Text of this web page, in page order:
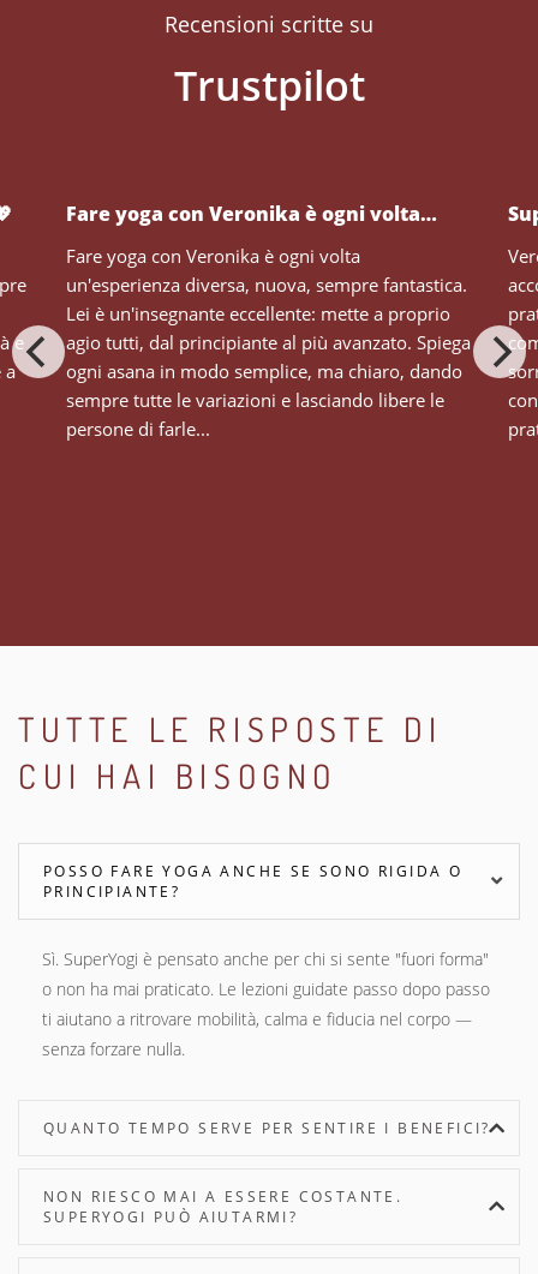
Recensioni scritte su
Fare yoga con Veronika è ogni volta…
Fare yoga con Veronika è ogni volta
un'esperienza diversa, nuova, sempre fantastica.
Lei è un'insegnante eccellente: mette a proprio
agio tutti, dal principiante al più avanzato. Spiega
ogni asana in modo semplice, ma chiaro, dando
sempre tutte le variazioni e lasciando libere le
persone di farle...
e
a
TUTTE LE RISPOSTE DI
CUI HAI BISOGNO
POSSO FARE YOGA ANCHE SE SONO RIGIDA O
PRINCIPIANTE?
Sì. SuperYogi è pensato anche per chi si sente "fuori forma"
o non ha mai praticato. Le lezioni guidate passo dopo passo
ti aiutano a ritrovare mobilità, calma e fiducia nel corpo —
senza forzare nulla.
QUANTO TEMPO SERVE PER SENTIRE I BENEFICI?
NON RIESCO MAI A ESSERE COSTANTE.
SUPERYOGI PUÒ AIUTARMI?